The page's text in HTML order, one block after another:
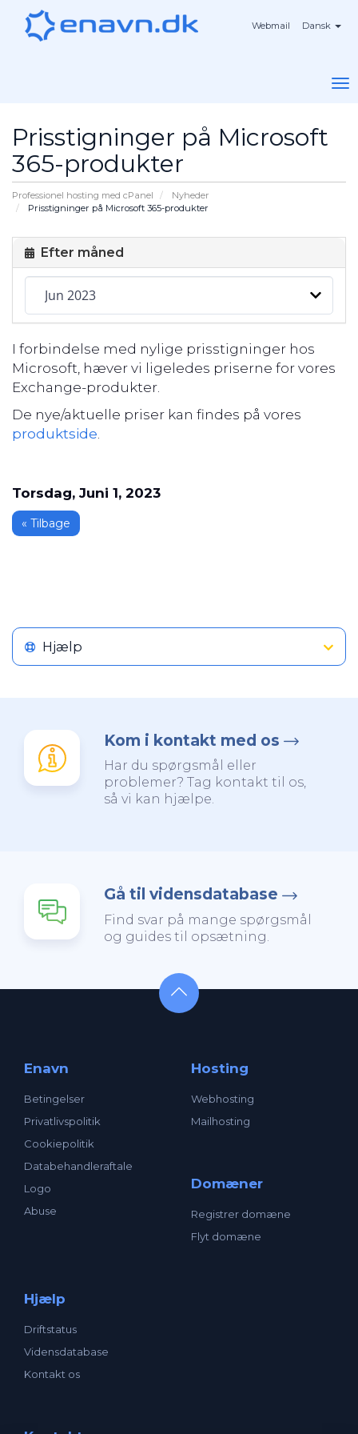
Webmail Dansk
Prisstigninger på Microsoft
365-produkter
Professionel hosting med cPanel
Nyheder
Prisstigninger på Microsoft 365-produkter
Efter måned
I forbindelse med nylige prisstigninger hos
Microsoft, hæver vi ligeledes priserne for vores
Exchange-produkter.
De nye/aktuelle priser kan findes på vores
produktside.
Torsdag, Juni 1, 2023
« Tilbage
Hjælp
Kom i kontakt med os
Har du spørgsmål eller
problemer? Tag kontakt til os,
så vi kan hjælpe.
Gå til vidensdatabase
Find svar på mange spørgsmål
og guides til opsætning.
Enavn
Betingelser
Privatlivspolitik
Cookiepolitik
Databehandleraftale
Logo
Abuse
Hosting
Webhosting
Mailhosting
Domæner
Registrer domæne
Flyt domæne
Hjælp
Driftstatus
Vidensdatabase
Kontakt os